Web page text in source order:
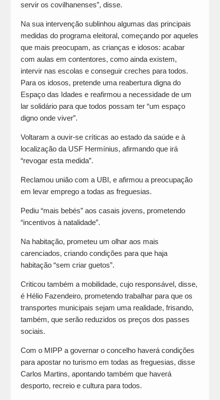
servir os covilhanenses”, disse.
Na sua intervenção sublinhou algumas das principais
medidas do programa eleitoral, começando por aqueles
que mais preocupam, as crianças e idosos: acabar
com aulas em contentores, como ainda existem,
intervir nas escolas e conseguir creches para todos.
Para os idosos, pretende uma reabertura digna do
Espaço das Idades e reafirmou a necessidade de um
lar solidário para que todos possam ter “um espaço
digno onde viver”.
Voltaram a ouvir-se críticas ao estado da saúde e à
localização da USF Hermínius, afirmando que irá
“revogar esta medida”.
Reclamou união com a UBI, e afirmou a preocupação
em levar emprego a todas as freguesias.
Pediu “mais bebés” aos casais jovens, prometendo
“incentivos à natalidade”.
Na habitação, prometeu um olhar aos mais
carenciados, criando condições para que haja
habitação “sem criar guetos”.
Criticou também a mobilidade, cujo responsável, disse,
é Hélio Fazendeiro, prometendo trabalhar para que os
transportes municipais sejam uma realidade, frisando,
também, que serão reduzidos os preços dos passes
sociais.
Com o MIPP a governar o concelho haverá condições
para apostar no turismo em todas as freguesias, disse
Carlos Martins, apontando também que haverá
desporto, recreio e cultura para todos.